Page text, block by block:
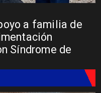
a familia de
Síndrome de